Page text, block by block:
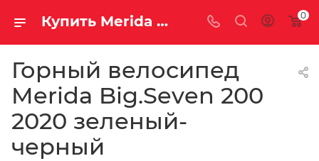
Купить Merida Big.Seven 200 2020 зеленый-черный за рублей, а со скидкой 0
Горный велосипед
Merida Big.Seven 200
2020 зеленый-
черный